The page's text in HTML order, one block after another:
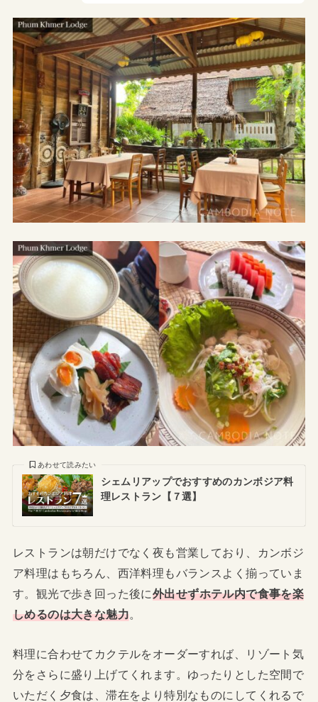
シェムリアップでおすすめのカンボジア料
理レストラン【７選】
あわせて読みたい
レストランは朝だけでなく夜も営業しており、カンボジ
ア料理はもちろん、西洋料理もバランスよく揃っていま
す。観光で歩き回った後に外出せずホテル内で食事を楽
しめるのは大きな魅力。
料理に合わせてカクテルをオーダーすれば、リゾート気
分をさらに盛り上げてくれます。ゆったりとした空間で
いただく夕食は、滞在をより特別なものにしてくれるで